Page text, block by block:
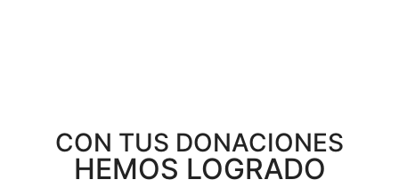
CON TUS DONACIONES
HEMOS LOGRADO